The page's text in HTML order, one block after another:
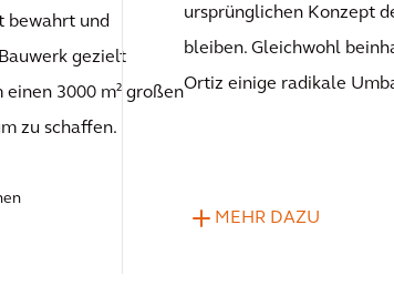
bewahrt und
gezielt
einen 3000 m² großen
zu schaffen.
ursprünglichen Konzept
bleiben. Gleichwohl
Ortiz einige radikale
MEHR DAZU